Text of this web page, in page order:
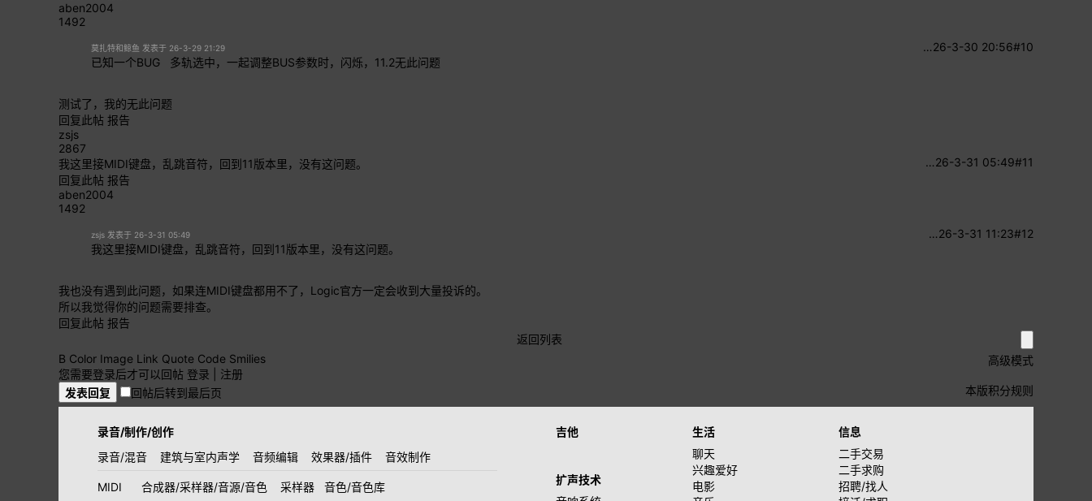
aben2004
1492
#10
26-3-30 20:56
…
莫扎特和鲸鱼 发表于 26-3-29 21:29
已知一个BUG 多轨选中，一起调整BUS参数时，闪烁，11.2无此问题
测试了，我的无此问题
回复此帖 报告
zsjs
2867
#11
26-3-31 05:49
…
我这里接MIDI键盘，乱跳音符，回到11版本里，没有这问题。
回复此帖 报告
aben2004
1492
#12
26-3-31 11:23
…
zsjs 发表于 26-3-31 05:49
我这里接MIDI键盘，乱跳音符，回到11版本里，没有这问题。
我也没有遇到此问题，如果连MIDI键盘都用不了，Logic官方一定会收到大量投诉的。
所以我觉得你的问题需要排查。
回复此帖 报告
返回列表
高级模式
B Color Image Link Quote Code Smilies
您需要登录后才可以回帖 登录
注册
本版积分规则
发表回复 回帖后转到最后页
录音/制作/创作
录音/混音
建筑与室内声学 音频编辑 效果器/插件 音效制作
MIDI 合成器/采样器/音源/音色 采样器 音色/音色库
吉他
扩声技术
生活
聊天
兴趣爱好
电影
信息
二手交易
二手求购
招聘/找人